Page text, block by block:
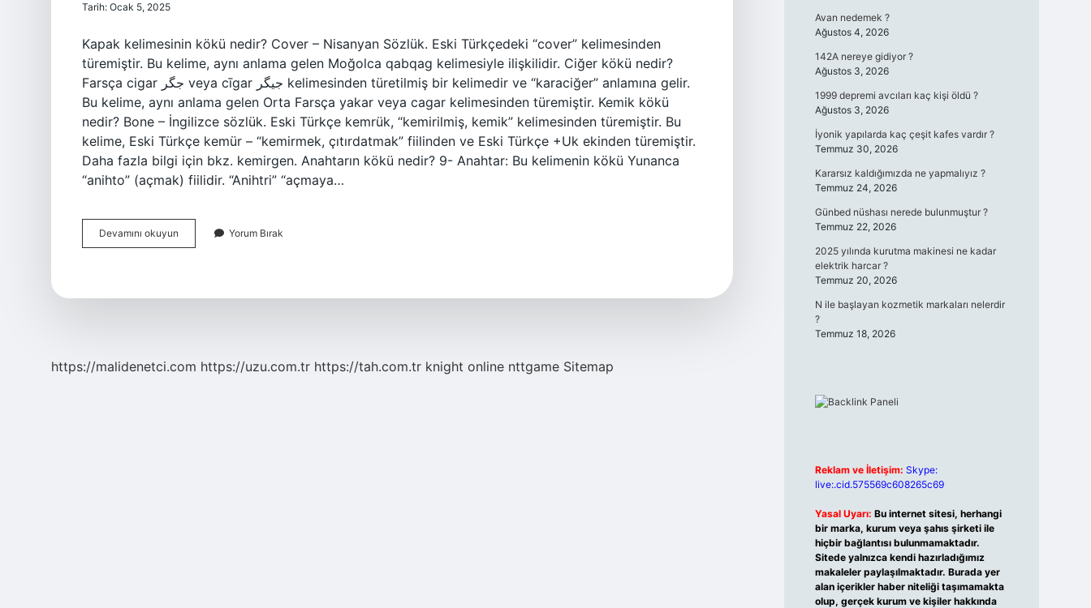
Tarih: Ocak 5, 2025
Kapak kelimesinin kökü nedir? Cover – Nisanyan Sözlük. Eski Türkçedeki “cover” kelimesinden
türemiştir. Bu kelime, aynı anlama gelen Moğolca qabqag kelimesiyle ilişkilidir. Ciğer kökü nedir?
Farsça cigar جگر veya cīgar جیگر kelimesinden türetilmiş bir kelimedir ve “karaciğer” anlamına gelir.
Bu kelime, aynı anlama gelen Orta Farsça yakar veya cagar kelimesinden türemiştir. Kemik kökü
nedir? Bone – İngilizce sözlük. Eski Türkçe kemrük, “kemirilmiş, kemik” kelimesinden türemiştir. Bu
kelime, Eski Türkçe kemür – “kemirmek, çıtırdatmak” fiilinden ve Eski Türkçe +Uk ekinden türemiştir.
Daha fazla bilgi için bkz. kemirgen. Anahtarın kökü nedir? 9- Anahtar: Bu kelimenin kökü Yunanca
“anihto” (açmak) fiilidir. “Anihtri” “açmaya…
Devamını okuyun
Kökü
Yorum Bırak
https://malidenetci.com https://uzu.com.tr https://tah.com.tr knight online nttgame Sitemap
Avan nedemek ?
Ağustos 4, 2026
142A nereye gidiyor ?
Ağustos 3, 2026
1999 depremi avcıları kaç kişi öldü ?
Ağustos 3, 2026
İyonik yapılarda kaç çeşit kafes vardır ?
Temmuz 30, 2026
Kararsız kaldığımızda ne yapmalıyız ?
Temmuz 24, 2026
Günbed nüshası nerede bulunmuştur ?
Temmuz 22, 2026
2025 yılında kurutma makinesi ne kadar
elektrik harcar ?
Temmuz 20, 2026
N ile başlayan kozmetik markaları nelerdir
?
Temmuz 18, 2026
Reklam ve İletişim: Skype:
live:.cid.575569c608265c69
Yasal Uyarı: Bu internet sitesi, herhangi
bir marka, kurum veya şahıs şirketi ile
hiçbir bağlantısı bulunmamaktadır.
Sitede yalnızca kendi hazırladığımız
makaleler paylaşılmaktadır. Burada yer
alan içerikler haber niteliği taşımamakta
olup, gerçek kurum ve kişiler hakkında